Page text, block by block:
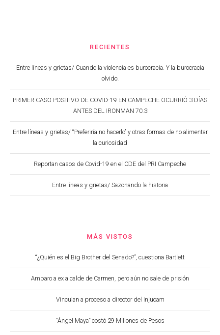
RECIENTES
Entre líneas y grietas/ Cuando la violencia es burocracia. Y la burocracia
olvido.
PRIMER CASO POSITIVO DE COVID-19 EN CAMPECHE OCURRIÓ 3 DÍAS
ANTES DEL IRONMAN 70.3
Entre líneas y grietas/ “Preferiría no hacerlo” y otras formas de no alimentar
la curiosidad
Reportan casos de Covid-19 en el CDE del PRI Campeche
Entre líneas y grietas/ Sazonando la historia
MÁS VISTOS
“¿Quién es el Big Brother del Senado?”, cuestiona Bartlett
Amparo a ex alcalde de Carmen, pero aún no sale de prisión
Vinculan a proceso a director del Injucam
“Ángel Maya” costó 29 Millones de Pesos